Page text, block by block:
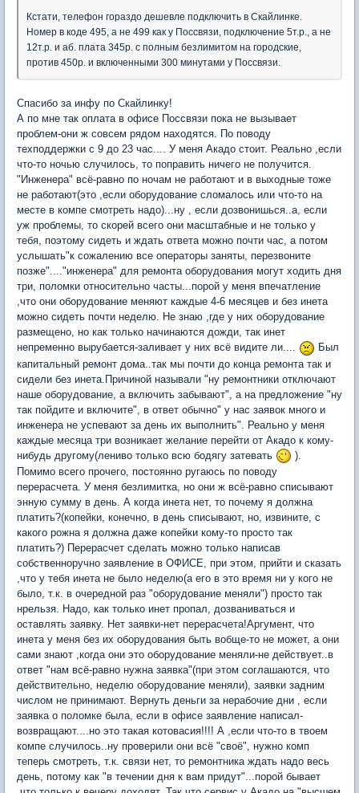
Кстати, телефон гораздо дешевле подключить в Скайлинке.
Номер в коде 495, а не 499 как у Поссвязи, подключение 5т.р., а не
12т.р. и аб. плата 345р. с полным безлимитом на городские,
против 450р. и включенными 300 минутами у Поссвязи.
Спасибо за инфу по Скайлинку!
А по мне так оплата в офисе Поссвязи пока не вызывает
проблем-они ж совсем рядом находятся. По поводу
техподдержки с 9 до 23 час.... У меня Акадо стоит. Реально ,если
что-то ночью случилось, то поправить ничего не получится.
"Инженера" всё-равно по ночам не работают и в выходные тоже
не работают(это ,если оборудование сломалось или что-то на
месте в компе смотреть надо)...ну , если дозвонишься..а, если
уж проблемы, то скорей всего они масштабные и не только у
тебя, поэтому сидеть и ждать ответа можно почти час, а потом
услышать"к сожалению все операторы заняты, перезвоните
позже"...."инженера" для ремонта оборудования могут ходить дня
три, поломки относительно часты...порой у меня впечатление
,что они оборудование меняют каждые 4-6 месяцев и без инета
можно сидеть почти неделю. Не знаю ,где у них оборудование
размещено, но как только начинаются дожди, так инет
непременно вырубается-заливает у них всё видите ли....
Был
капитальный ремонт дома..так мы почти до конца ремонта так и
сидели без инета.Причиной называли "ну ремонтники отключают
наше оборудование, а включить забывают", а на предложение "ну
так пойдите и включите", в ответ обычно" у нас заявок много и
инженера не успевают за день их выполнить". Реально у меня
каждые месяца три возникает желание перейти от Акадо к кому-
нибудь другому(лениво только всю бодягу затевать
).
Помимо всего прочего, постоянно ругаюсь по поводу
перерасчета. У меня безлимитка, но они ж всё-равно списывают
энную сумму в день. А когда инета нет, то почему я должна
платить?(копейки, конечно, в день списывают, но, извините, с
какого рожна я должна даже копейки кому-то просто так
платить?) Перерасчет сделать можно только написав
собственноручно заявление в ОФИСЕ, при этом, прийти и сказать
,что у тебя инета не было неделю(а его в это время ни у кого не
было, т.к. в очередной раз "оборудование меняли") просто так
нрельзя. Надо, как только инет пропал, дозваниваться и
оставлять заявку. Нет заявки-нет перерасчета!Аргумент, что
инета у меня без их оборудования быть вобще-то не может, а они
сами знают ,когда они это оборудование меняли-не действует..в
ответ "нам всё-равно нужна заявка"(при этом соглашаются, что
действительно, неделю оборудование меняли), заявки задним
числом не принимают. Вернуть деньги за нерабочие дни , если
заявка о поломке была, если в офисе заявление написал-
возвращают....но это такая котовасия!!!! А ,если что-то в твоем
компе случилось..ну проверили они всё "своё", нужно комп
теперь смотреть, т.к. связи нет, то ремонтника ждать надо весь
день, потому как "в течении дня к вам придут"...порой бывает